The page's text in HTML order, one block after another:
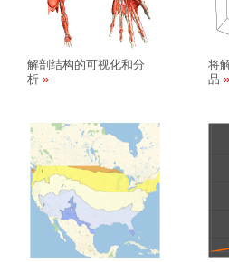
解剖结构的可视化和分
析
将
品